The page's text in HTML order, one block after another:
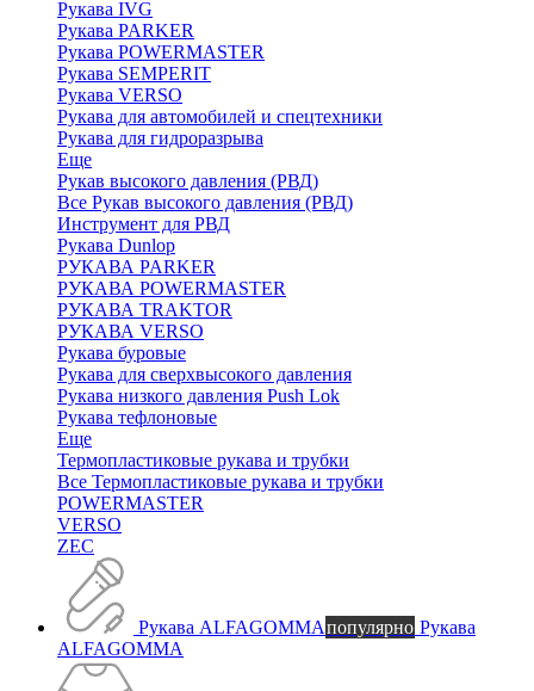
Рукава IVG
Рукава PARKER
Рукава POWERMASTER
Рукава SEMPERIT
Рукава VERSO
Рукава для автомобилей и спецтехники
Рукава для гидроразрыва
Еще
Рукав высокого давления (РВД)
Все Рукав высокого давления (РВД)
Инструмент для РВД
Рукава Dunlop
РУКАВА PARKER
РУКАВА POWERMASTER
РУКАВА TRAKTOR
РУКАВА VERSO
Рукава буровые
Рукава для сверхвысокого давления
Рукава низкого давления Push Lok
Рукава тефлоновые
Еще
Термопластиковые рукава и трубки
Все Термопластиковые рукава и трубки
POWERMASTER
VERSO
ZEC
Рукава ALFAGOMMAпопулярно Рукава
ALFAGOMMA